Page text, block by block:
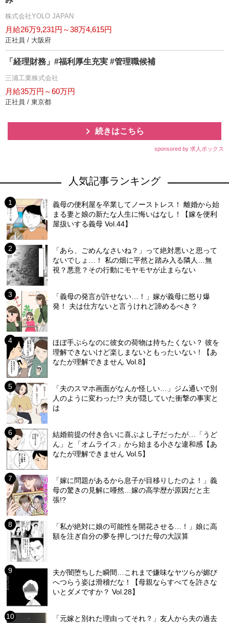
株式会社YOLO JAPAN
月給26万9,231円～38万4,615円
正社員 / 大阪府
「経理財務」#福利厚生充実 #管理職候補
三浦工業株式会社
月給35万円～60万円
正社員 / 東京都
続きはこちら
sponsored by 求人ボックス
人気記事ランキング
義母の便利屋を卒業してノーストレス！ 離婚から始
まる妻と娘の新たな人生に悔いはなし！【嫁を便利
屋扱いする義母 Vol.44】
「あら、ごめんなさいね？」って絶対悪いと思って
ないでしょ…！ 私の畑に平然と踏み入る隣人…無
視？悪意？その行動にモヤモヤが止まらない
「義母の発言が許せない…！」嫁が義母に怒り爆
発！ 夫は仕方ないと言うけれど諦めるべき？
ほぼ手ぶらなのに彼女の荷物は持ちたくない？ 彼を
理解できないけど楽しまないともったいない！【あ
なたが理解できません Vol.8】
「夫のスマホ画面がなんか怪しい…」ジム通いで別
人のように変わった!? 夫が隠していた衝撃の事実と
は
結婚前提の付き合いに喜ぶよし子だったが…「うど
ん」と「オムライス」から始まる小さな違和感【あ
なたが理解できません Vol.5】
「嫁に問題があるから息子が目移りしたのよ！」義
母の驚きの見解に唖然…嫁の高学歴が原因だと主
張!?
「私が絶対に娘の可能性を開花させる…！」娘に高
額を注ぎ自分の夢を押しつけた母の大誤算
夫が闇堕ちした瞬間…これまで嫌味なヤツらが媚び
へつらう姿は滑稽だな！【母親ならすべてを許さな
いとダメですか？ Vol.28】
「元嫁と別れた理由ってそれ？」友人から夫の過去